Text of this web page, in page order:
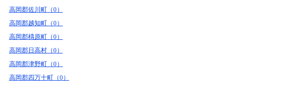
高岡郡佐川町（0）
高岡郡越知町（0）
高岡郡檮原町（0）
高岡郡日高村（0）
高岡郡津野町（0）
高岡郡四万十町（0）